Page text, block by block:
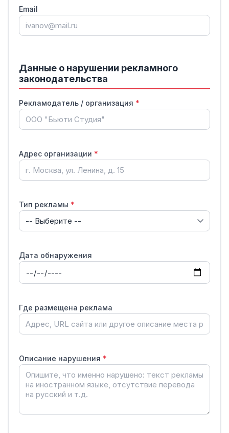
Email
Данные о нарушении рекламного
законодательства
Рекламодатель / организация *
Адрес организации *
Тип рекламы *
Дата обнаружения
Где размещена реклама
Описание нарушения *